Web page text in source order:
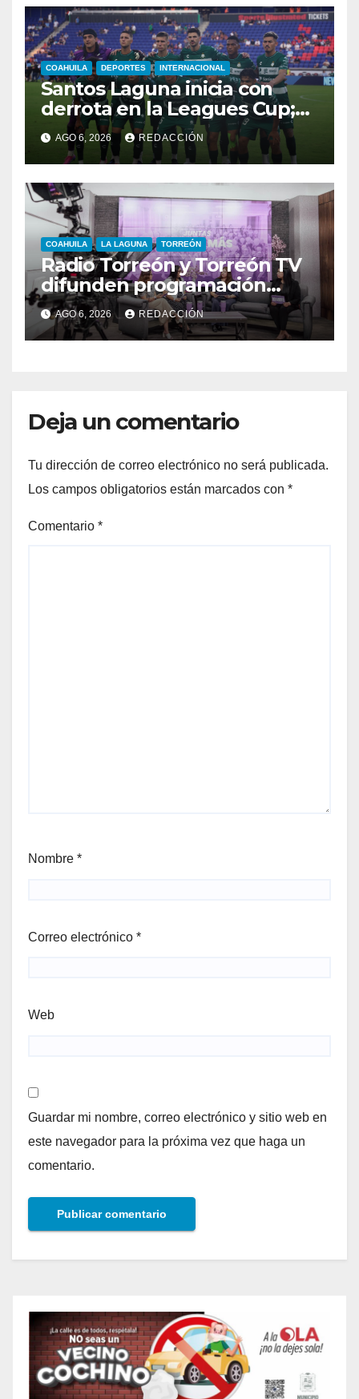
COAHUILA DEPORTES INTERNACIONAL
Santos Laguna inicia con
derrota en la Leagues Cup;
cae 2-0 ante New York City
FCAGO 6, 2026 REDACCIÓN
COAHUILA LA LAGUNA TORREÓN
Radio Torreón y Torreón TV
difunden programación
especial por la Semana
Mundial de la Lactancia
Materna
AGO 6, 2026 REDACCIÓN
Deja un comentario
Tu dirección de correo electrónico no será publicada.
Los campos obligatorios están marcados con *
Comentario *
Nombre *
Correo electrónico *
Web
Guardar mi nombre, correo electrónico y sitio web en
este navegador para la próxima vez que haga un
comentario.